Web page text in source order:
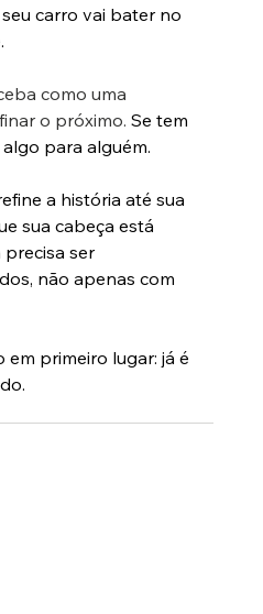
carro vai bater no
como uma
o próximo. Se tem
para alguém.
a história até sua
sua cabeça está
precisa ser
não apenas com
primeiro lugar: já é